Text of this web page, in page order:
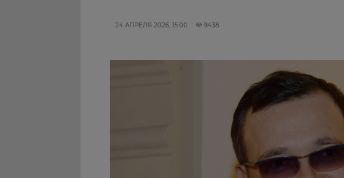
24 АПРЕЛЯ 2026, 15:00 9438